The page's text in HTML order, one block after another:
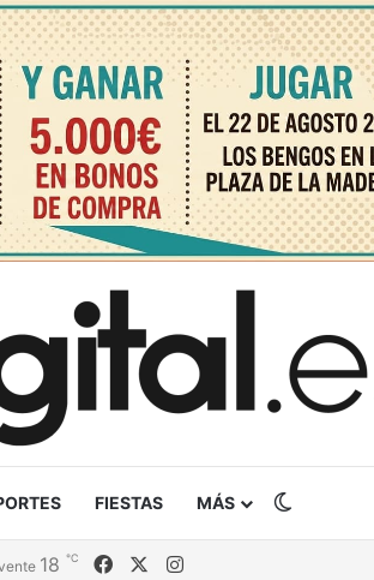
FIESTAS MÁS
18 ℃ FacebookInstagram